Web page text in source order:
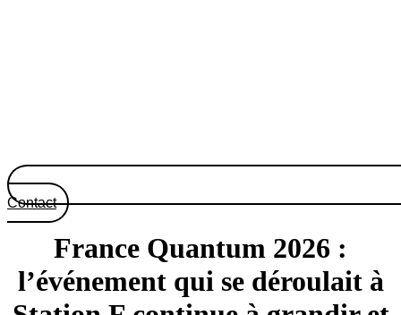
Contact
France Quantum 2026 :
l’événement qui se déroulait à